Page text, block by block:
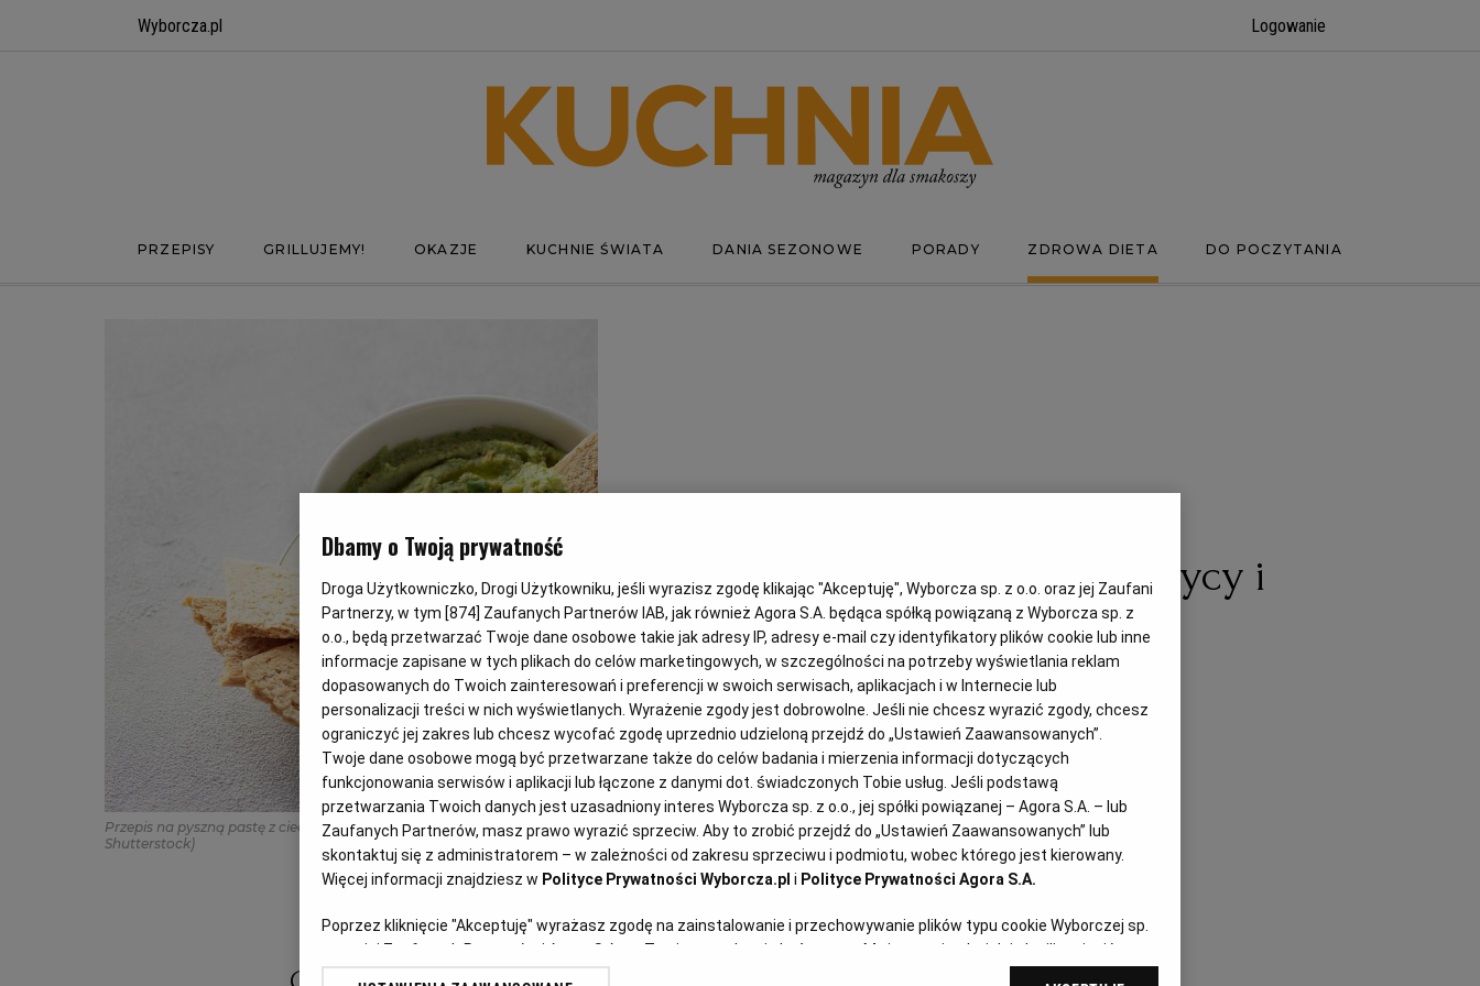
Wyborcza.pl Logowanie
PRZEPISY GRILLUJEMY! OKAZJE KUCHNIE ŚWIATA DANIA SEZONOWE PORADY ZDROWA DIETA DO POCZYTANIA
FIT PRZEPIS
Pyszna pasta z ciecierzycy i
awokado z dodatkami
Aurelia Grzywacz, dietetyk 25.06.2022
Przepis na pyszną pastę z ciecierzycy i awokado z dodatkami(Fot.
Shutterstock)
Dbamy o Twoją prywatność
Droga Użytkowniczko, Drogi Użytkowniku, jeśli wyrazisz zgodę klikając "Akceptuję", Wyborcza sp. z o.o. oraz jej Zaufani
Partnerzy, w tym [874] Zaufanych Partnerów IAB, jak również Agora S.A. będąca spółką powiązaną z Wyborcza sp. z
o.o., będą przetwarzać Twoje dane osobowe takie jak adresy IP, adresy e-mail czy identyfikatory plików cookie lub inne
informacje zapisane w tych plikach do celów marketingowych, w szczególności na potrzeby wyświetlania reklam
dopasowanych do Twoich zainteresowań i preferencji w swoich serwisach, aplikacjach i w Internecie lub
personalizacji treści w nich wyświetlanych. Wyrażenie zgody jest dobrowolne. Jeśli nie chcesz wyrazić zgody, chcesz
ograniczyć jej zakres lub chcesz wycofać zgodę uprzednio udzieloną przejdź do „Ustawień Zaawansowanych”.
Twoje dane osobowe mogą być przetwarzane także do celów badania i mierzenia informacji dotyczących
funkcjonowania serwisów i aplikacji lub łączone z danymi dot. świadczonych Tobie usług. Jeśli podstawą
przetwarzania Twoich danych jest uzasadniony interes Wyborcza sp. z o.o., jej spółki powiązanej – Agora S.A. – lub
Zaufanych Partnerów, masz prawo wyrazić sprzeciw. Aby to zrobić przejdź do „Ustawień Zaawansowanych” lub
skontaktuj się z administratorem – w zależności od zakresu sprzeciwu i podmiotu, wobec którego jest kierowany.
Więcej informacji znajdziesz w Polityce Prywatności Wyborcza.pl i Polityce Prywatności Agora S.A.
Poprzez kliknięcie "Akceptuję" wyrażasz zgodę na zainstalowanie i przechowywanie plików typu cookie Wyborczej sp.
z o. o. jej Zaufanych Partnerów i Agora S.A. na Twoim urządzeniu końcowym. Możesz też w każdej chwili zmienić
swoje preferencje dot. plików cookie, ponownie wywołując narzędzie do zarządzania Twoimi preferencjami dot.